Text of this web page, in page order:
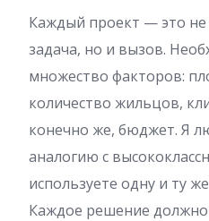
Каждый проект — это
задача, но и вызов.
множество факторов:
количество жильцов,
конечно же, бюджет. Я
аналогию с
используете одну и ту
Каждое решение